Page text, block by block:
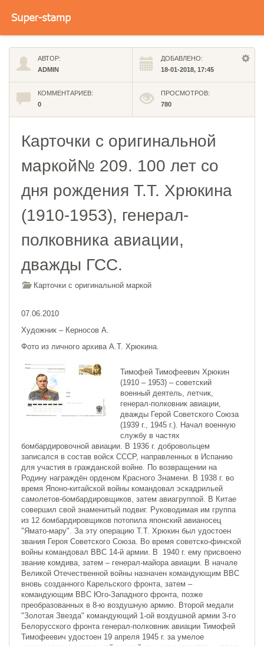
АВТОР:
ADMIN
ДОБАВЛЕНО:
18-01-2018, 17:45
КОММЕНТАРИЕВ:
0
ПРОСМОТРОВ:
780
Карточки с оригинальной
маркой№ 209. 100 лет со
дня рождения Т.Т. Хрюкина
(1910-1953), генерал-
полковника авиации,
дважды ГСС.
Карточки с оригинальной маркой
07.06.2010
Художник – Керносов А.
Фото из личного архива А.Т. Хрюкина.
Тимофей Тимофеевич Хрюкин
(1910 – 1953) – советский
военный деятель, летчик,
генерал-полковник авиации,
дважды Герой Советского Союза
(1939 г., 1945 г.). Начал военную
службу в частях
бомбардировочной авиации. В 1936 г. добровольцем
записался в состав войск СССР, направленных в Испанию
для участия в гражданской войне. По возвращении на
Родину награждён орденом Красного Знамени. В 1938 г. во
время Японо-китайской войны командовал эскадрильей
самолетов-бомбардировщиков, затем авиагруппой. В Китае
совершил свой знаменитый подвиг. Руководимая им группа
из 12 бомбардировщиков потопила японский авианосец
"Ямато-мару". За эту операцию Т.Т. Хрюкин был удостоен
звания Героя Советского Союза. Во время советско-финской
войны командовал ВВС 14-й армии. В 1940 г. ему присвоено
звание комдива, затем – генерал-майора авиации. В начале
Великой Отечественной войны назначен командующим ВВС
вновь созданного Карельского фронта, затем –
командующим ВВС Юго-Западного фронта, позже
преобразованных в 8-ю воздушную армию. Второй медали
"Золотая Звезда" командующий 1-ой воздушной армии 3-го
Белорусского фронта генерал-полковник авиации Тимофей
Тимофеевич удостоен 19 апреля 1945 г. за умелое